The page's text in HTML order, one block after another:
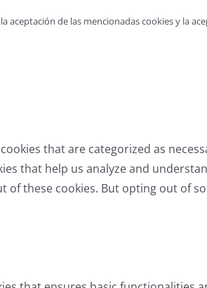
de las mencionadas cookies y la
that are categorized as
that help us analyze and
these cookies. But opting out of